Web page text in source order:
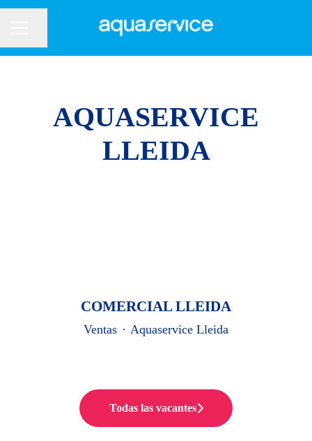
Compartir página
AQUASERVICE
LLEIDA
COMERCIAL LLEIDA
Ventas · Aquaservice Lleida
Todas las vacantes